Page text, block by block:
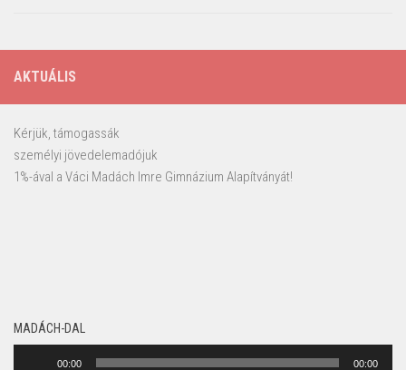
AKTUÁLIS
Kérjük, támogassák
személyi jövedelemadójuk
1%-ával a Váci Madách Imre Gimnázium Alapítványát!
MADÁCH-DAL
00:00 00:00